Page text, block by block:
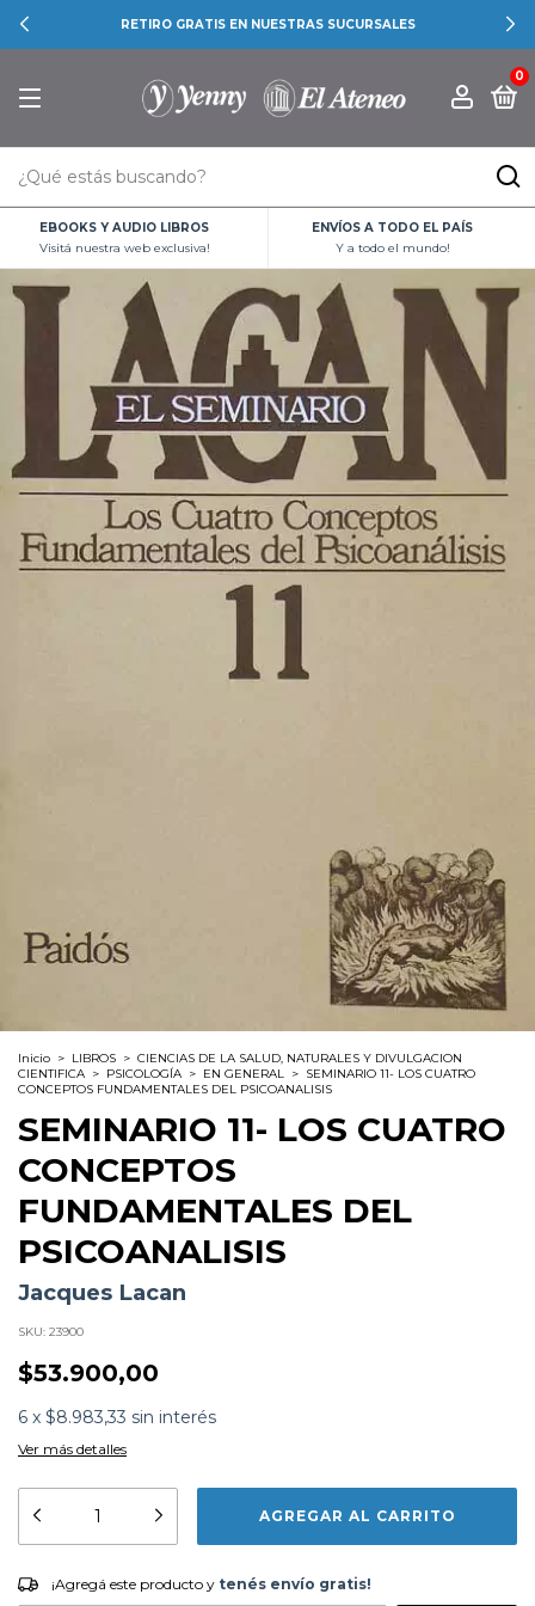
RETIRO GRATIS EN NUESTRAS SUCURSALES
0
EBOOKS Y AUDIO LIBROS
Visitá nuestra web exclusiva!
ENVÍOS A TODO EL PAÍS
Y a todo el mundo!
Inicio > LIBROS > CIENCIAS DE LA SALUD, NATURALES Y DIVULGACION
CIENTIFICA > PSICOLOGÍA > EN GENERAL > SEMINARIO 11- LOS CUATRO
CONCEPTOS FUNDAMENTALES DEL PSICOANALISIS
SEMINARIO 11- LOS CUATRO
CONCEPTOS
FUNDAMENTALES DEL
PSICOANALISIS
Jacques Lacan
SKU: 23900
$53.900,00
6 x $8.983,33 sin interés
Ver más detalles
¡Agregá este producto ytenés envío gratis!
¡Agregá este producto y tenés envío gratis!
psicoanálisis
Encuadernación:
Esp-book Book  Detail Unspecified
Idioma: Español